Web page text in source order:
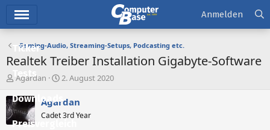
Ticker
Tests
Downloads
Preisvergleich
Anmelden
Gaming-Audio, Streaming-Setups, Podcasting etc.
Realtek Treiber Installation Gigabyte-Software
E
s
t
e
Agardan
E
s
e
2. August 2020
Agardan
Cadet 3rd Year